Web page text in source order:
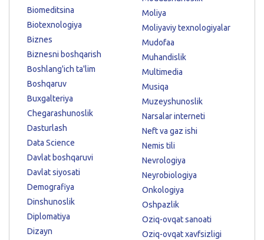
Biomeditsina
Biotexnologiya
Biznes
Biznesni boshqarish
Boshlang'ich ta'lim
Boshqaruv
Buxgalteriya
Chegarashunoslik
Dasturlash
Data Science
Davlat boshqaruvi
Davlat siyosati
Demografiya
Dinshunoslik
Diplomatiya
Dizayn
Moliya
Moliyaviy texnologiyalar
Mudofaa
Muhandislik
Multimedia
Musiqa
Muzeyshunoslik
Narsalar interneti
Neft va gaz ishi
Nemis tili
Nevrologiya
Neyrobiologiya
Onkologiya
Oshpazlik
Oziq-ovqat sanoati
Oziq-ovqat xavfsizligi